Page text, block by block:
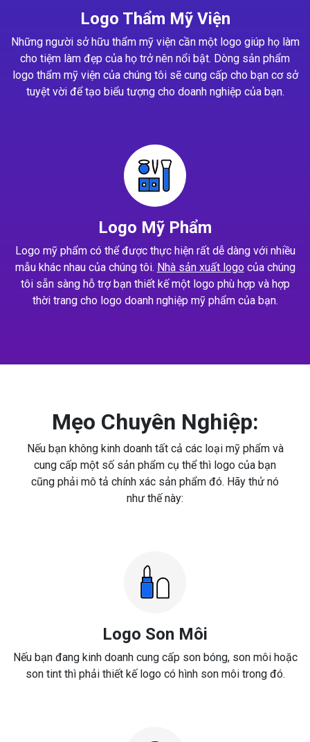
Logo Thẩm Mỹ Viện
Những người sở hữu thẩm mỹ viện cần một logo giúp họ làm
cho tiệm làm đẹp của họ trở nên nổi bật. Dòng sản phẩm
logo thẩm mỹ viện của chúng tôi sẽ cung cấp cho bạn cơ sở
tuyệt vời để tạo biểu tượng cho doanh nghiệp của bạn.
Logo Mỹ Phẩm
Logo mỹ phẩm có thể được thực hiện rất dễ dàng với nhiều
mẫu khác nhau của chúng tôi. Nhà sản xuất logocủa chúng
tôi sẵn sàng hỗ trợ bạn thiết kế một logo phù hợp và hợp
thời trang cho logo doanh nghiệp mỹ phẩm của bạn.
Mẹo Chuyên Nghiệp:
Nếu bạn không kinh doanh tất cả các loại mỹ phẩm và
cung cấp một số sản phẩm cụ thể thì logo của bạn
cũng phải mô tả chính xác sản phẩm đó. Hãy thử nó
như thế này:
Logo Son Môi
Nếu bạn đang kinh doanh cung cấp son bóng, son môi hoặc
son tint thì phải thiết kế logo có hình son môi trong đó.